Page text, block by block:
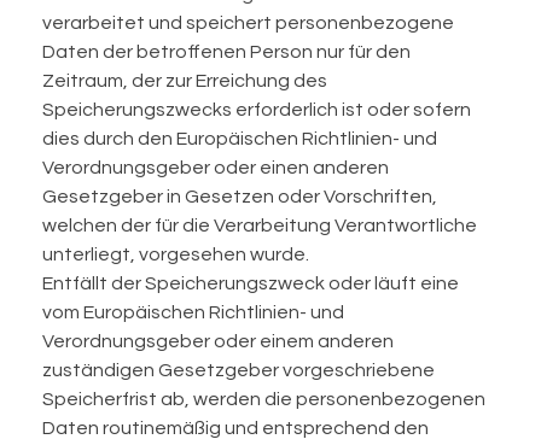
verarbeitet und speichert personenbezogene
Daten der betroffenen Person nur für den
Zeitraum, der zur Erreichung des
Speicherungszwecks erforderlich ist oder sofern
dies durch den Europäischen Richtlinien- und
Verordnungsgeber oder einen anderen
Gesetzgeber in Gesetzen oder Vorschriften,
welchen der für die Verarbeitung Verantwortliche
unterliegt, vorgesehen wurde.
Entfällt der Speicherungszweck oder läuft eine
vom Europäischen Richtlinien- und
Verordnungsgeber oder einem anderen
zuständigen Gesetzgeber vorgeschriebene
Speicherfrist ab, werden die personenbezogenen
Daten routinemäßig und entsprechend den